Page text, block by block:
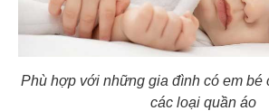
Phù hợp với những gia đình có em bé
các loại quần áo